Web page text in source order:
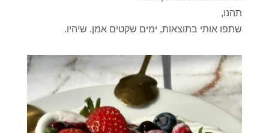
תהנו,
שתפו אותי בתוצאות, ימים שקטים אמן. שיהיו.